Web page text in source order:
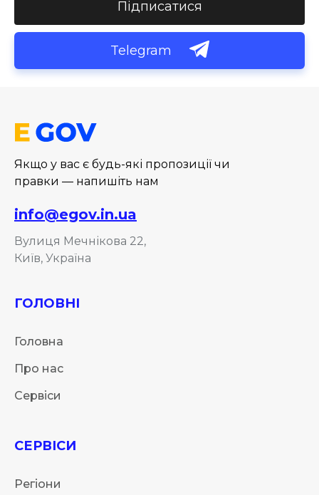
Підписатися
Telegram
Якщо у вас є будь-які пропозиції чи
правки — напишіть нам
info@egov.in.ua
Вулиця Мечнікова 22,
Київ, Україна
ГОЛОВНІ
Головна
Про нас
Сервіси
СЕРВІСИ
Регіони